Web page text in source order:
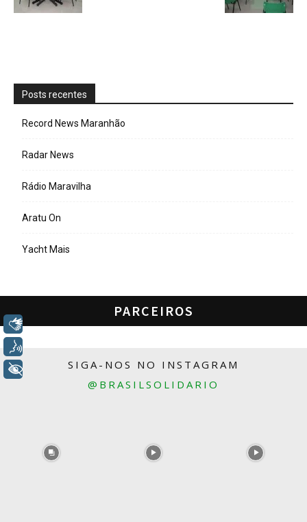
Posts recentes
Record News Maranhão
Radar News
Rádio Maravilha
Aratu On
Yacht Mais
PARCEIROS
SIGA-NOS NO INSTAGRAM
@BRASILSOLIDARIO
Libras
+ Acessibilidade